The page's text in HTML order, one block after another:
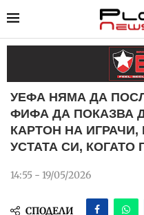
УЕФА НЯМА ДА
ФИФА ДА ПОКАЗВА
КАРТОН НА
УСТАТА СИ,
14:55 - 19/05/2026
СПОДЕЛИ